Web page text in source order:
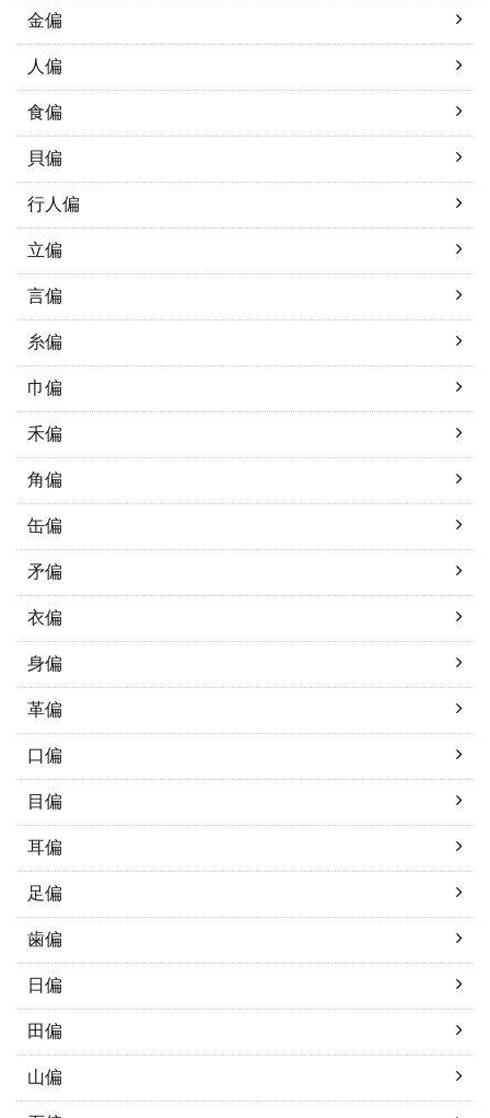
金偏
人偏
食偏
貝偏
行人偏
立偏
言偏
糸偏
巾偏
禾偏
角偏
缶偏
矛偏
衣偏
身偏
革偏
口偏
目偏
耳偏
足偏
歯偏
日偏
田偏
山偏